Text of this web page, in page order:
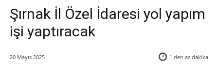
Şırnak İl Özel İdaresi yol yapım
işi yaptıracak
20 Mayıs 2025 1 den az dakika